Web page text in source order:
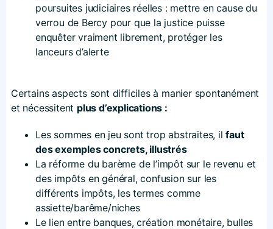
poursuites judiciaires réelles : mettre en cause du
verrou de Bercy pour que la justice puisse
enquêter vraiment librement, protéger les
lanceurs d’alerte
Certains aspects sont difficiles à manier spontanément
et nécessitent plus d’explications :
Les sommes en jeu sont trop abstraites, ilfaut
des exemples concrets, illustrés
La réforme du barème de l’impôt sur le revenu et
des impôts en général, confusion sur les
différents impôts, les termes comme
assiette/barême/niches
Le lien entre banques, création monétaire, bulles